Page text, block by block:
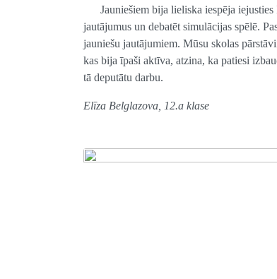
Jauniešiem bija lieliska iespēja iejusties
jautājumus un debatēt simulācijas spēlē.
jauniešu jautājumiem. Mūsu skolas
kas bija īpaši aktīva, atzina, ka patiesi
tā deputātu darbu.
Elīza Belglazova, 12.a klase